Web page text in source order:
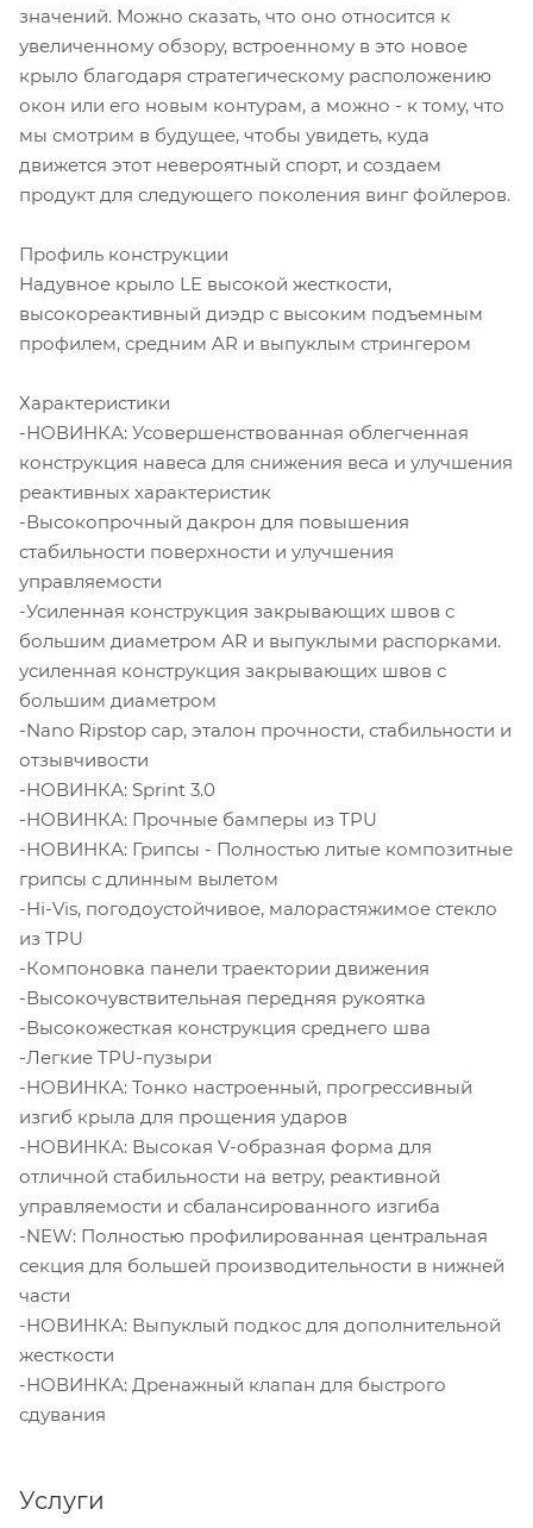
значений. Можно сказать, что оно относится к
увеличенному обзору, встроенному в это новое
крыло благодаря стратегическому расположению
окон или его новым контурам, а можно - к тому, что
мы смотрим в будущее, чтобы увидеть, куда
движется этот невероятный спорт, и создаем
продукт для следующего поколения винг фойлеров.
Профиль конструкции
Надувное крыло LE высокой жесткости,
высокореактивный диэдр с высоким подъемным
профилем, средним AR и выпуклым стрингером
Характеристики
-НОВИНКА: Усовершенствованная облегченная
конструкция навеса для снижения веса и улучшения
реактивных характеристик
-Высокопрочный дакрон для повышения
стабильности поверхности и улучшения
управляемости
-Усиленная конструкция закрывающих швов с
большим диаметром AR и выпуклыми распорками.
усиленная конструкция закрывающих швов с
большим диаметром
-Nano Ripstop cap, эталон прочности, стабильности и
отзывчивости
-НОВИНКА: Sprint 3.0
-НОВИНКА: Прочные бамперы из TPU
-НОВИНКА: Грипсы - Полностью литые композитные
грипсы с длинным вылетом
-Hi-Vis, погодоустойчивое, малорастяжимое стекло
из TPU
-Компоновка панели траектории движения
-Высокочувствительная передняя рукоятка
-Высокожесткая конструкция среднего шва
-Легкие TPU-пузыри
-НОВИНКА: Тонко настроенный, прогрессивный
изгиб крыла для прощения ударов
-НОВИНКА: Высокая V-образная форма для
отличной стабильности на ветру, реактивной
управляемости и сбалансированного изгиба
-NEW: Полностью профилированная центральная
секция для большей производительности в нижней
части
-НОВИНКА: Выпуклый подкос для дополнительной
жесткости
-НОВИНКА: Дренажный клапан для быстрого
сдувания
Услуги